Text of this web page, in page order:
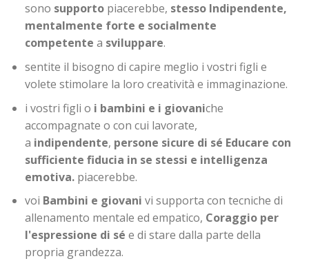
sono supportopiacerebbe, stesso Indipendente,
mentalmente forte e socialmente
competente a sviluppare.
sentite il bisogno di capire meglio i vostri figli e
volete stimolare la loro creatività e immaginazione.
i vostri figli o i bambini e i giovaniche
accompagnate o con cui lavorate,
a indipendente, persone sicure di sé Educare con
sufficiente fiducia in se stessi e intelligenza
emotiva.piacerebbe.
voi Bambini e giovani vi supporta con tecniche di
allenamento mentale ed empatico, Coraggio per
l'espressione di sé e di stare dalla parte della
propria grandezza.